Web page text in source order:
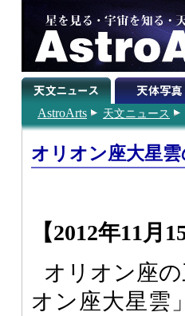
AstroArts 天文ニュース
オリオン座大星
【2012年11月
オリオン座
オン座大星雲